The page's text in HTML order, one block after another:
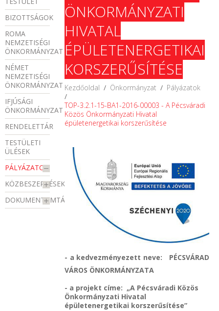
BIZOTTSÁGOK
ROMA
NEMZETISÉGI
ÖNKORMÁNYZAT
NÉMET
NEMZETISÉGI
ÖNKORMÁNYZAT
IFJÚSÁGI
ÖNKORMÁNYZAT
RENDELETTÁR
TESTÜLETI
ÜLÉSEK
PÁLYÁZATOK
KÖZBESZERZÉSEK
DOKUMENTUMTÁR
ÖNKORMÁNYZATI
HIVATAL
ÉPÜLETENERGETIKAI
KORSZERŰSÍTÉSE
Kezdőoldal / Önkormányzat / Pályázatok
/
TOP-3.2.1-15-BA1-2016-00003 - A Pécsváradi
Közös Önkormányzati Hivatal
épületenergetikai korszerűsítése
- a kedvezményezett neve: PÉCSVÁRAD
VÁROS ÖNKORMÁNYZATA
- a projekt címe: „A Pécsváradi Közös
Önkormányzati Hivatal
épületenergetikai korszerűsítése”